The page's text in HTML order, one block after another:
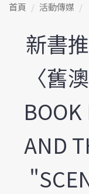
首頁 活動傳媒
新書
〈舊
BOOK
AND